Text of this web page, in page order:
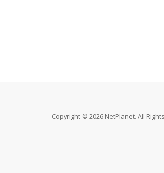
Copyright © 2026 NetPlanet. All